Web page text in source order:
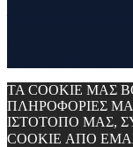
ΤΑ COOKIE ΜΑΣ
ΠΛΗΡΟΦΟΡΙΕΣ
ΙΣΤΟΤΟΠΟ ΜΑΣ,
COOKIE ΑΠΟ